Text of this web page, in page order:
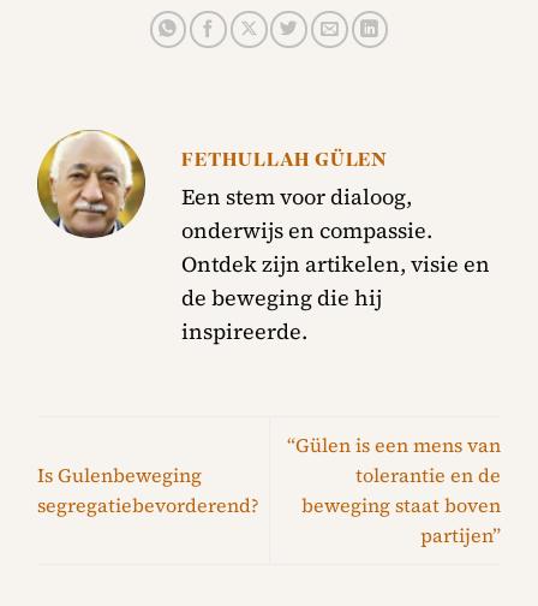
FETHULLAH GÜLEN
Een stem voor dialoog,
onderwijs en compassie.
Ontdek zijn artikelen, visie en
de beweging die hij
inspireerde.
Is Gulenbeweging
segregatiebevorderend?
“Gülen is een mens van
tolerantie en de
beweging staat boven
partijen”